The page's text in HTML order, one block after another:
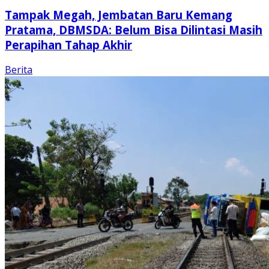
Tampak Megah, Jembatan Baru Kemang
Pratama, DBMSDA: Belum Bisa Dilintasi Masih
Perapihan Tahap Akhir
Berita